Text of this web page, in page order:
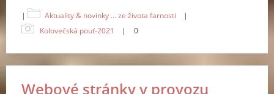
| Aktuality & novinky ... ze života farnosti
|
Kolovečská pouť-2021
| 0
Webové stránky v provozu